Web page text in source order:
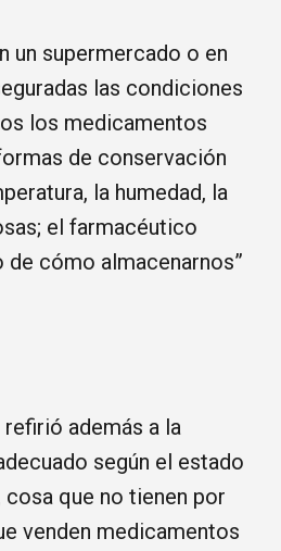
un supermercado o en
las condiciones
los medicamentos
de conservación
la humedad, la
el farmacéutico
cómo almacenarnos”
además a la
según el estado
que no tienen por
venden medicamentos